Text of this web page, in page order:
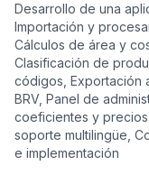
Desarrollo de una
Importación y
Cálculos de área y
Clasificación de
códigos, Exportación
BRV, Panel de
coeficientes y
soporte multilingüe,
e implementación